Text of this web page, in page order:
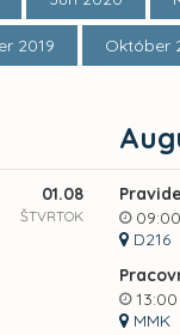
2019 Október
01.08
ŠTVRTOK
D216
13:00
MMK